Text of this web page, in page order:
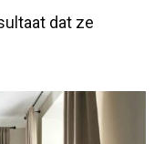
dat ze